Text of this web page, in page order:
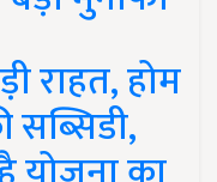
राहत, होम
सब्सिडी,